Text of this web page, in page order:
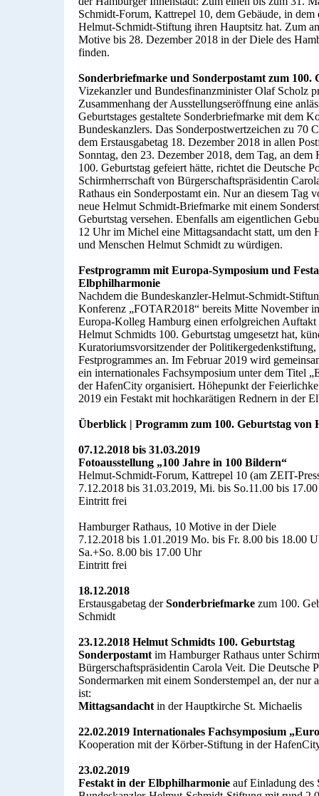
Schmidt-Forum, Kattrepel 10, dem Gebäude, in dem
Helmut-Schmidt-Stiftung ihren Hauptsitz hat. Zum
Motive bis 28. Dezember 2018 in der Diele des
finden.
Sonderbriefmarke und Sonderpostamt zum 100.
Vizekanzler und Bundesfinanzminister Olaf Scholz
Zusammenhang der Ausstellungseröffnung eine
Geburtstages gestaltete Sonderbriefmarke mit dem
Bundeskanzlers. Das Sonderpostwertzeichen zu 70
dem Erstausgabetag 18. Dezember 2018 in allen
Sonntag, den 23. Dezember 2018, dem Tag, an dem
100. Geburtstag gefeiert hätte, richtet die Deutsche
Schirmherrschaft von Bürgerschaftspräsidentin
Rathaus ein Sonderpostamt ein. Nur an diesem Tag
neue Helmut Schmidt-Briefmarke mit einem
Geburtstag versehen. Ebenfalls am eigentlichen
12 Uhr im Michel eine Mittagsandacht statt, um den
und Menschen Helmut Schmidt zu würdigen.
Festprogramm mit Europa-Symposium und
Elbphilharmonie
Nachdem die Bundeskanzler-Helmut-Schmidt-
Konferenz „FOTAR2018“ bereits Mitte November
Europa-Kolleg Hamburg einen erfolgreichen
Helmut Schmidts 100. Geburtstag umgesetzt hat,
Kuratoriumsvorsitzender der Politikergedenkstiftung,
Festprogrammes an. Im Februar 2019 wird
ein internationales Fachsymposium unter dem Titel
der HafenCity organisiert. Höhepunkt der
2019 ein Festakt mit hochkarätigen Rednern in der
Überblick | Programm zum 100. Geburtstag von
07.12.2018 bis 31.03.2019
Fotoausstellung „100 Jahre in 100 Bildern“
Helmut-Schmidt-Forum, Kattrepel 10 (am ZEIT-
7.12.2018 bis 31.03.2019, Mi. bis So.11.00 bis
Eintritt frei
Hamburger Rathaus, 10 Motive in der Diele
7.12.2018 bis 1.01.2019 Mo. bis Fr. 8.00 bis 18.00
Sa.+So. 8.00 bis 17.00 Uhr
Eintritt frei
18.12.2018
Erstausgabetag derSonderbriefmarke zum 100.
Schmidt
23.12.2018 Helmut Schmidts 100. Geburtstag
Sonderpostamt im Hamburger Rathaus unter
Bürgerschaftspräsidentin Carola Veit. Die Deutsche
Sondermarken mit einem Sonderstempel an, der nur
ist:
Mittagsandacht in der Hauptkirche St. Michaelis
22.02.2019 Internationales Fachsymposium
Kooperation mit der Körber-Stiftung in der
23.02.2019
Festakt in der Elbphilharmonie auf Einladung des